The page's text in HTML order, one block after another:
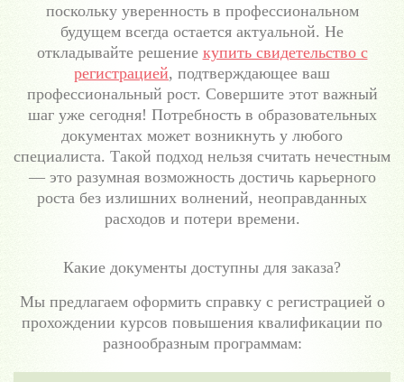
поскольку уверенность в профессиональном
будущем всегда остается актуальной. Не
откладывайте решение купить свидетельство с
регистрацией, подтверждающее ваш
профессиональный рост. Совершите этот важный
шаг уже сегодня! Потребность в образовательных
документах может возникнуть у любого
специалиста. Такой подход нельзя считать нечестным
— это разумная возможность достичь карьерного
роста без излишних волнений, неоправданных
расходов и потери времени.
Какие документы доступны для заказа?
Мы предлагаем оформить справку с регистрацией о
прохождении курсов повышения квалификации по
разнообразным программам: